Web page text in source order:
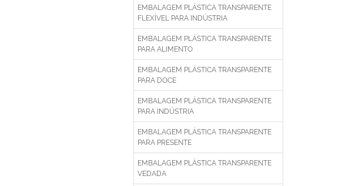
EMBALAGEM PLÁSTICA TRANSPARENTE
FLEXÍVEL PARA INDÚSTRIA
EMBALAGEM PLÁSTICA TRANSPARENTE
PARA ALIMENTO
EMBALAGEM PLÁSTICA TRANSPARENTE
PARA DOCE
EMBALAGEM PLÁSTICA TRANSPARENTE
PARA INDÚSTRIA
EMBALAGEM PLÁSTICA TRANSPARENTE
PARA PRESENTE
EMBALAGEM PLÁSTICA TRANSPARENTE
VEDADA